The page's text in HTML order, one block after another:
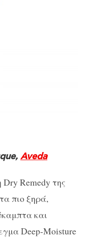
Aveda
Remedy της
πιο ξηρά,
και
Deep-Moisture